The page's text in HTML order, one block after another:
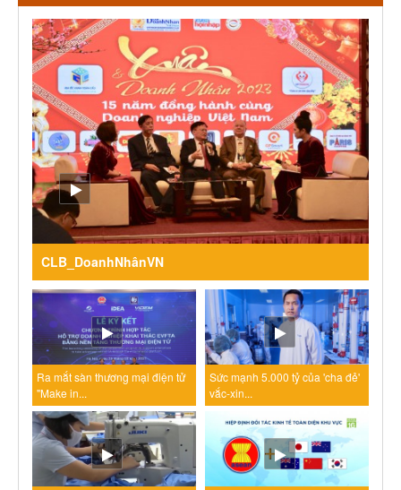
CLB_DoanhNhânVN
Ra mắt sàn thương mại điện tử
"Make in...
Sức mạnh 5.000 tỷ của 'cha đẻ'
vắc-xin...